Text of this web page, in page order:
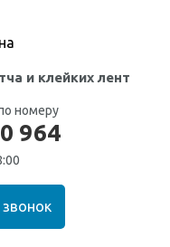
и клейких лент
номеру
964